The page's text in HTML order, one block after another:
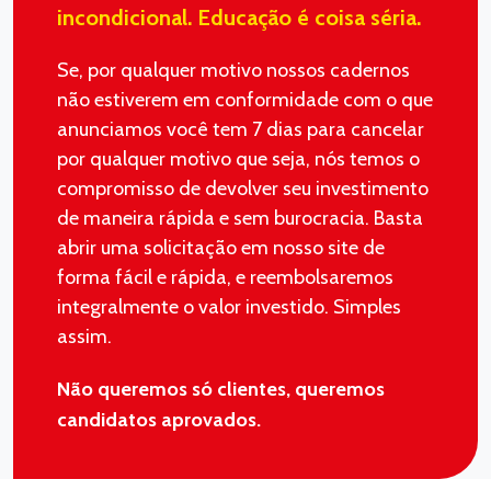
incondicional. Educação é coisa séria.
Se, por qualquer motivo nossos cadernos
não estiverem em conformidade com o que
anunciamos você tem 7 dias para cancelar
por qualquer motivo que seja, nós temos o
compromisso de devolver seu investimento
de maneira rápida e sem burocracia. Basta
abrir uma solicitação em nosso site de
forma fácil e rápida, e reembolsaremos
integralmente o valor investido. Simples
assim.
Não queremos só clientes, queremos
candidatos aprovados.